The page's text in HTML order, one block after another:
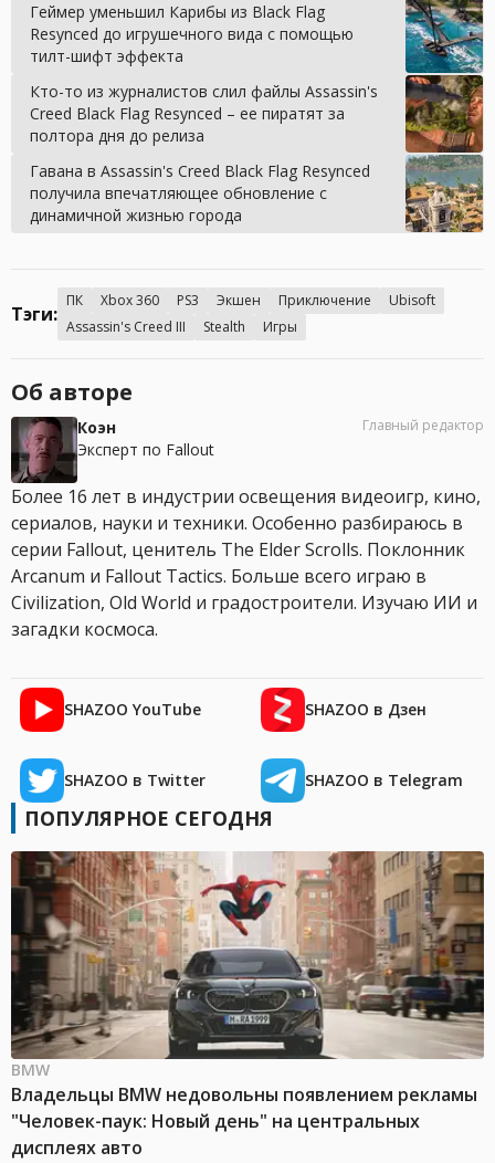
Геймер уменьшил Карибы из Black Flag
Resynced до игрушечного вида с помощью
тилт-шифт эффекта
Кто-то из журналистов слил файлы Assassin's
Creed Black Flag Resynced – ее пиратят за
полтора дня до релиза
Гавана в Assassin's Creed Black Flag Resynced
получила впечатляющее обновление с
динамичной жизнью города
Тэги:
ПК Xbox 360 PS3 Экшен Приключение
Ubisoft
Assassin's Creed III
Stealth Игры
Об авторе
Коэн
Эксперт по Fallout
Главный редактор
Более 16 лет в индустрии освещения видеоигр, кино,
сериалов, науки и техники. Особенно разбираюсь в
серии Fallout, ценитель The Elder Scrolls. Поклонник
Arcanum и Fallout Tactics. Больше всего играю в
Civilization, Old World и градостроители. Изучаю ИИ и
загадки космоса.
SHAZOO YouTube SHAZOO в Дзен
SHAZOO в Twitter SHAZOO в Telegram
ПОПУЛЯРНОЕ СЕГОДНЯ
BMW
Владельцы BMW недовольны появлением рекламы
"Человек-паук: Новый день" на центральных
дисплеях авто